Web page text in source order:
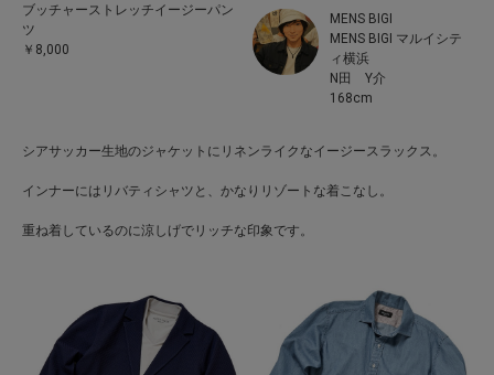
ブッチャーストレッチイージーパン
ツ
￥8,000
MENS BIGI
MENS BIGI マルイシテ
ィ横浜
N田 Y介
168cm
シアサッカー生地のジャケットにリネンライクなイージースラックス。
インナーにはリバティシャツと、かなりリゾートな着こなし。
重ね着しているのに涼しげでリッチな印象です。